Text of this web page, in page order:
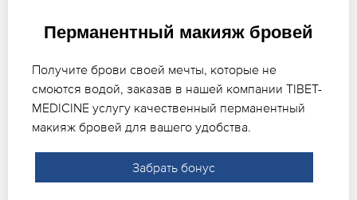
Перманентный макияж бровей
Получите брови своей мечты, которые не
смоются водой, заказав в нашей компании TIBET-
MEDICINE услугу качественный перманентный
макияж бровей для вашего удобства.
Забрать бонус